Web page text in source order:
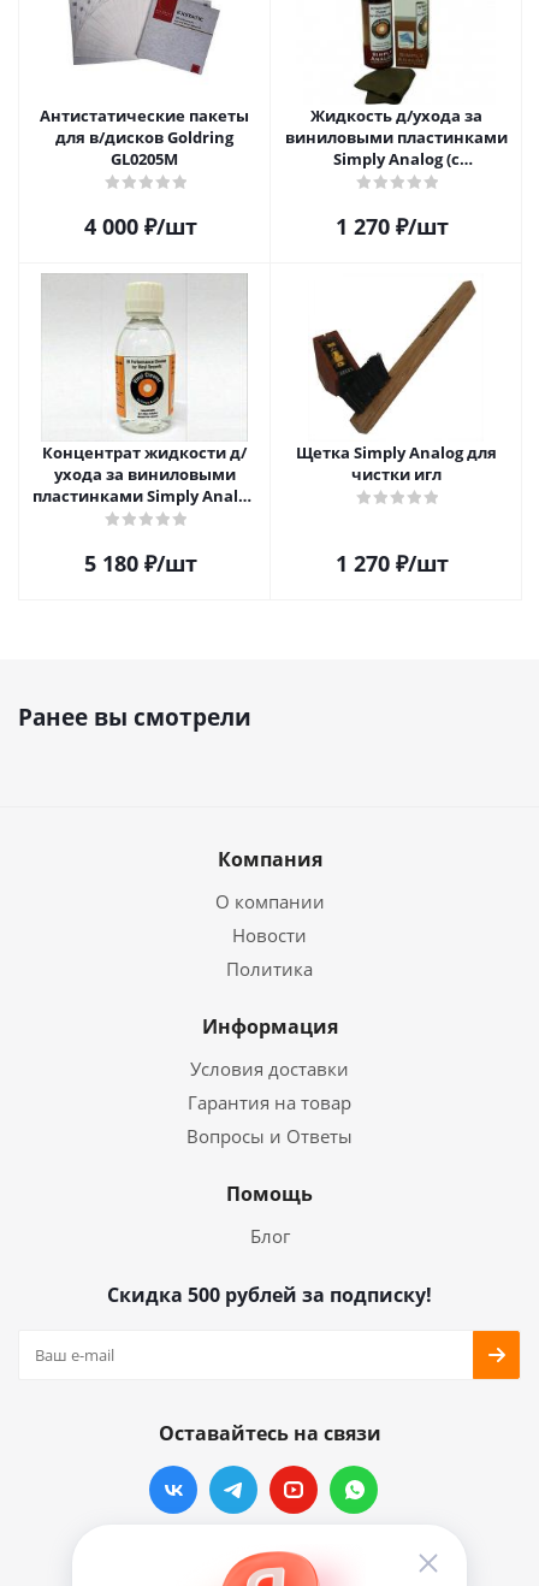
Антистатические пакеты
для в/дисков Goldring
GL0205M
4 000₽/шт
Жидкость д/ухода за
виниловыми пластинками
Simply Analog (с
распылителем, 200 мл) и
1 270₽/шт
Концентрат жидкости д/
ухода за виниловыми
пластинками Simply Analog
200мл
5 180₽/шт
Щетка Simply Analog для
чистки игл
1 270₽/шт
Ранее вы смотрели
Компания
О компании
Новости
Политика
Информация
Условия доставки
Гарантия на товар
Вопросы и Ответы
Помощь
Блог
Скидка 500 рублей за подписку!
Оставайтесь на связи
Наши контакты